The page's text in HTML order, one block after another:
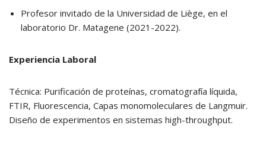
Profesor invitado de la Universidad de Liège, en el
laboratorio Dr. Matagene (2021-2022).
Experiencia Laboral
Técnica: Purificación de proteínas, cromatografía líquida,
FTIR, Fluorescencia, Capas monomoleculares de Langmuir.
Diseño de experimentos en sistemas high-throughput.